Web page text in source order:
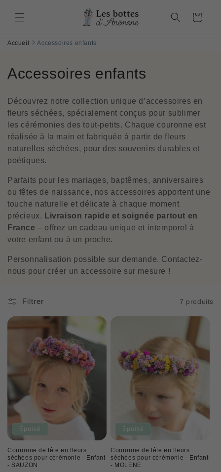
au
Panier
Accueil Accessoires enfants
C
l
l
e
c
t
i
o
n
:
Accessoires enfants
Découvrez notre collection unique d’accessoires en
fleurs séchées, spécialement conçus pour sublimer
les cérémonies des tout-petits. Chaque couronne est
réalisée à la main et fabriquée à partir de fleurs
naturelles séchées, pour des souvenirs durables et
poétiques.
Parfaits pour les mariages, baptêmes, anniversaires
ou fêtes de naissance, nos accessoires apportent une
touche naturelle et délicate à chaque moment
précieux. Livraison rapide et soignée partout en
France – offrez un cadeau unique et intemporel à
votre enfant ou à un proche.
Personnalisation possible sur demande. Contactez-
nous pour créer un accessoire sur mesure !
Filtrer 7 produits
Épuisé
Couronne de tête en fleurs
séchées pour cérémonie - Enfant
- SAUZON
Épuisé
Couronne de tête en fleurs
séchées pour cérémonie - Enfant
- MOLENE